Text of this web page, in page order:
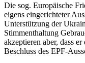
Die sog. Europäische
eigens eingerichteter
Unterstützung der
Stimmenthaltung
akzeptieren aber, dass
Beschluss des EPF-